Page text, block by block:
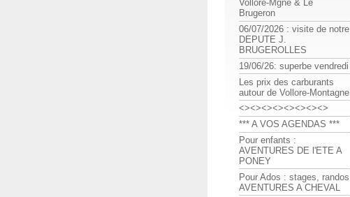
Vollore-Mgne & Le
Brugeron
06/07/2026 : visite de notre
DEPUTE J.
BRUGEROLLES
19/06/26: superbe vendredi
Les prix des carburants
autour de Vollore-Montagne
<><><><><><><><>
*** A VOS AGENDAS ***
Pour enfants :
AVENTURES DE l'ETE A
PONEY
Pour Ados : stages, randos
AVENTURES A CHEVAL